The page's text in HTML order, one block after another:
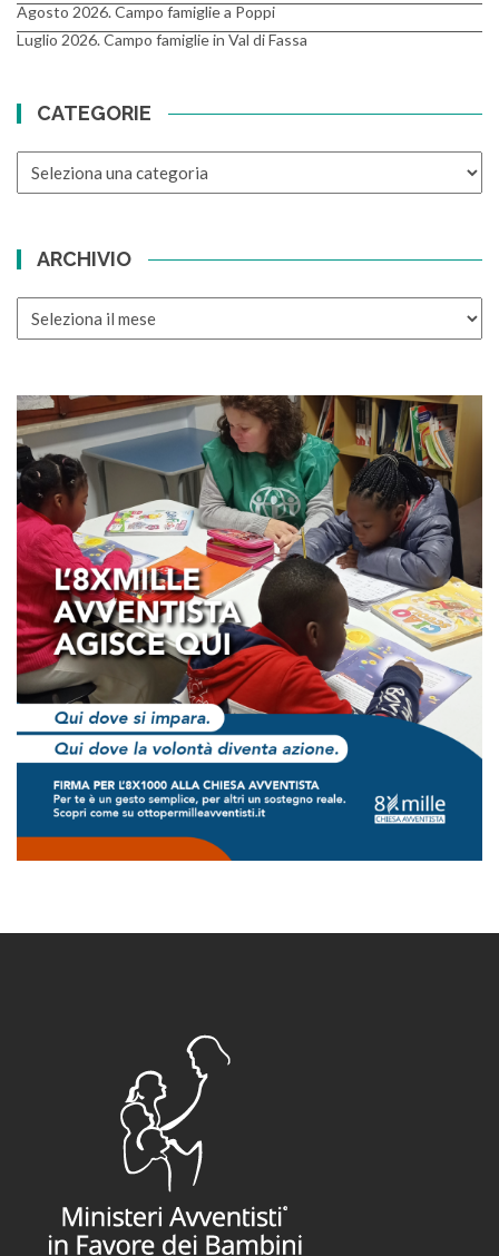
Agosto 2026. Campo famiglie a Poppi
Luglio 2026. Campo famiglie in Val di Fassa
CATEGORIE
ARCHIVIO